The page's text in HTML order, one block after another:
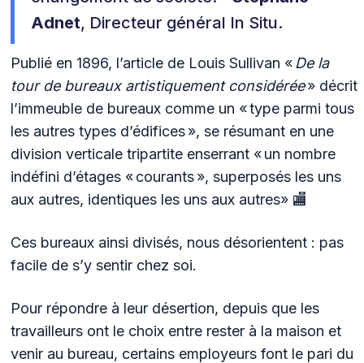
Adnet, Directeur général In Situ.
Publié en 1896, l’article de Louis Sullivan « De la
tour de bureaux artistiquement considérée» décrit
l’immeuble de bureaux comme un « type parmi tous
les autres types d’édifices », se résumant en une
division verticale tripartite enserrant « un nombre
indéfini d’étages « courants », superposés les uns
aux autres, identiques les uns aux autres» 🏬
Ces bureaux ainsi divisés, nous désorientent : pas
facile de s’y sentir chez soi.
Pour répondre à leur désertion, depuis que les
travailleurs ont le choix entre rester à la maison et
venir au bureau, certains employeurs font le pari du